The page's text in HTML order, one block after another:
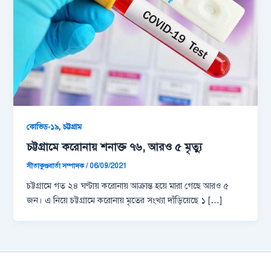
কোভিড-১৯,চট্টগ্রাম
চট্টগ্রামে করোনায় শনাক্ত ৭৬, আরও ৫ মৃত্যু
সীতাকুণ্ডবার্তা সম্পাদক/ 06/09/2021
চট্টগ্রামে গত ২৪ ঘণ্টায় করোনায় আক্রান্ত হয়ে মারা গেছে আরও ৫
জন। এ নিয়ে চট্টগ্রামে করোনায় মৃতের সংখ্যা দাঁড়িয়েছে ১ […]